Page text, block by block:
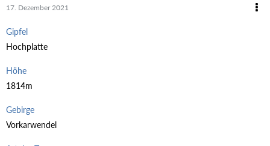
17. Dezember 2021
Gipfel
Hochplatte
Höhe
1814m
Gebirge
Vorkarwendel